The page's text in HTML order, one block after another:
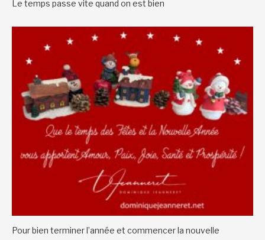
Le temps passe vite quand on est bien
Pour bien terminer l’année et commencer la nouvelle